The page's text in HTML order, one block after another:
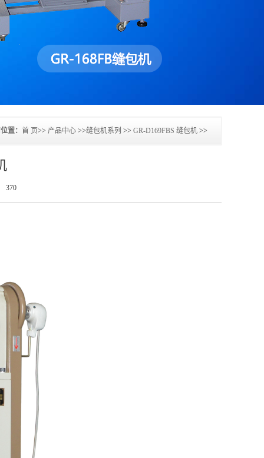
置： 首 页>> 产品中心 >>缝包机系列 >> GR-D169FBS 缝包机 >>
370